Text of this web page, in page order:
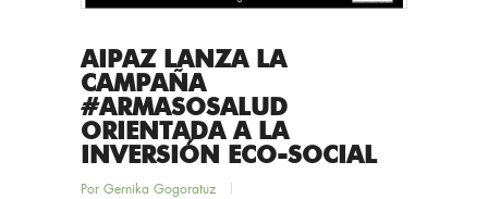
AIPAZ LANZA LA
CAMPAÑA
#ARMASOSALUD
ORIENTADA A LA
INVERSIÓN ECO-SOCIAL
Por Gernika Gogoratuz